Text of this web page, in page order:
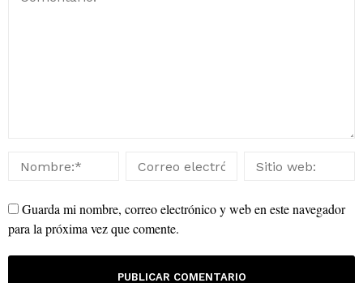
Guarda mi nombre, correo electrónico y web en este navegador
para la próxima vez que comente.